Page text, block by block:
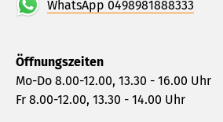
WhatsApp 0498981888333
Öffnungszeiten
Mo-Do 8.00-12.00, 13.30 - 16.00 Uhr
Fr 8.00-12.00, 13.30 - 14.00 Uhr